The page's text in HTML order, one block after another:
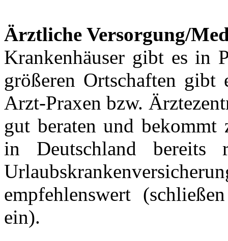
Ärztliche Versorgung/
Krankenhäuser gibt es in
größeren Ortschaften gibt
Arzt-Praxen bzw.
gut beraten und
in Deutschland bereits
empfehlenswert
ein).